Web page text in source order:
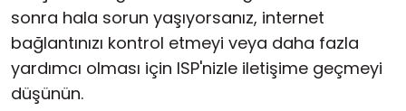
sonra hala sorun yaşıyorsanız, internet
bağlantınızı kontrol etmeyi veya daha fazla
yardımcı olması için ISP'nizle iletişime geçmeyi
düşünün.